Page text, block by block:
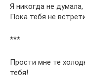
Я никогда не
Пока тебя не
***
Прости мне те
тебя!